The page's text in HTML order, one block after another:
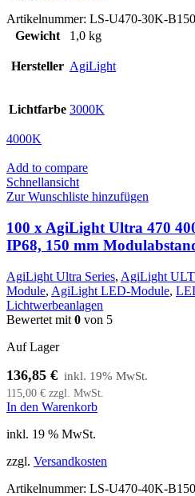
Artikelnummer: LS-U470-30K-
Gewicht
1,0 kg
Hersteller AgiLight
Lichtfarbe 3000K
4000K
Add to compare
Schnellansicht
Zur Wunschliste hinzufügen
100 x AgiLight Ultra 470
IP68, 150 mm
AgiLight Ultra Series, AgiLight
Module, AgiLight LED-Module,
Lichtwerbeanlagen
Bewertet mit 0 von 5
Auf Lager
136,85 €
115,00 € zzgl. MwSt.
In den Warenkorb
inkl. 19 % MwSt.
zzgl. Versandkosten
Artikelnummer: LS-U470-40K-